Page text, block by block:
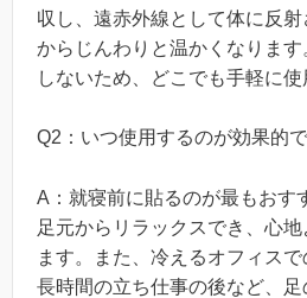
収し、遠赤外線として体に反
からじんわりと温かくなりま
しないため、どこでも手軽に使
Q2：いつ使用するのが効果的
A：就寝前に貼るのが最もおす
足元からリラックスでき、心
ます。また、冷えるオフィスで
長時間の立ち仕事の後など、